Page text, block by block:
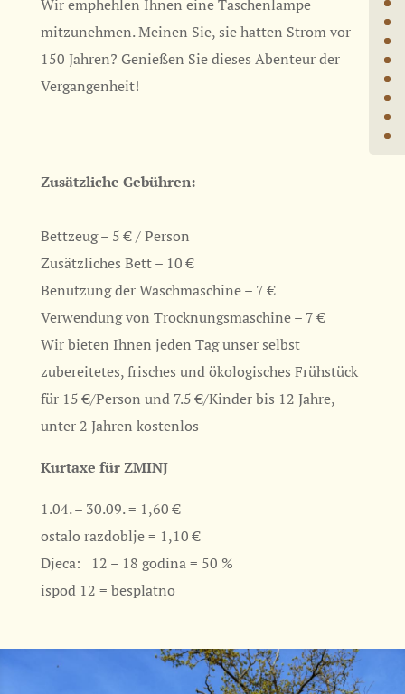
Wir emphehlen Ihnen eine Taschenlampe
mitzunehmen. Meinen Sie, sie hatten Strom vor
150 Jahren? Genießen Sie dieses Abenteur der
Vergangenheit!
Zusätzliche Gebühren:
Bettzeug – 5 € / Person
Zusätzliches Bett – 10 €
Benutzung der Waschmaschine – 7 €
Verwendung von Trocknungsmaschine – 7 €
Wir bieten Ihnen jeden Tag unser selbst
zubereitetes, frisches und ökologisches Frühstück
für 15 €/Person und 7.5 €/Kinder bis 12 Jahre,
unter 2 Jahren kostenlos
Kurtaxe für ZMINJ
1.04. – 30.09. = 1,60 €
ostalo razdoblje = 1,10 €
Djeca: 12 – 18 godina = 50 %
ispod 12 = besplatno